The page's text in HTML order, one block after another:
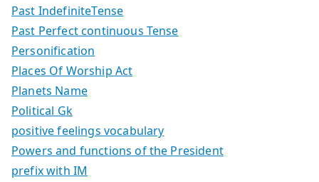
Past IndefiniteTense
Past Perfect continuous Tense
Personification
Places Of Worship Act
Planets Name
Political Gk
positive feelings vocabulary
Powers and functions of the President
prefix with IM